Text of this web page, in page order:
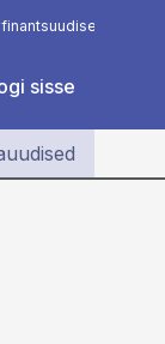
finantsuudised.ee
sisse